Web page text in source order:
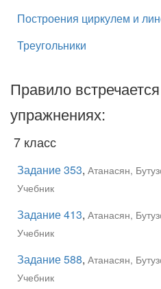
Построения циркулем и
Треугольники
Правило
упражнениях:
7 класс
Задание 353, Атанасян,
Учебник
Задание 413, Атанасян,
Учебник
Задание 588, Атанасян,
Учебник